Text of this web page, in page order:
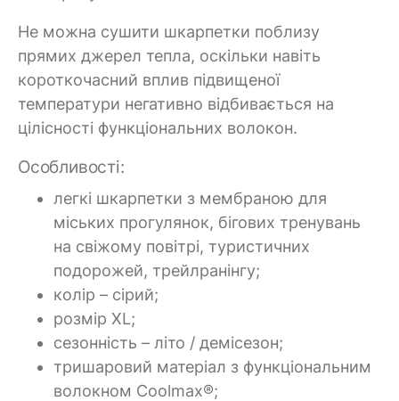
Не можна сушити шкарпетки поблизу
прямих джерел тепла, оскільки навіть
короткочасний вплив підвищеної
температури негативно відбивається на
цілісності функціональних волокон.
Особливості:
легкі шкарпетки з мембраною для
міських прогулянок, бігових тренувань
на свіжому повітрі, туристичних
подорожей, трейлранінгу;
колір – сірий;
розмір XL;
сезонність – літо / демісезон;
тришаровий матеріал з функціональним
волокном Coolmax®;